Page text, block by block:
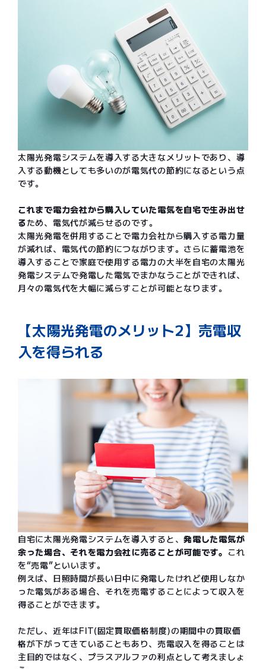
太陽光発電システムを導入する大きなメリットであり、導
入する動機としても多いのが電気代の節約になるという点
です。
これまで電力会社から購入していた電気を自宅で生み出せ
るため、電気代が減らせるのです。
太陽光発電を併用することで電力会社から購入する電力量
が減れば、電気代の節約につながります。さらに蓄電池を
導入することで家庭で使用する電力の大半を自宅の太陽光
発電システムで発電した電気でまかなうことができれば、
月々の電気代を大幅に減らすことが可能となります。
【太陽光発電のメリット2】売電収
入を得られる
自宅に太陽光発電システムを導入すると、発電した電気が
余った場合、それを電力会社に売ることが可能です。 これ
を“売電”といいます。
例えば、日照時間が長い日中に発電したけれど使用しなか
った電気がある場合、それを売電することによって収入を
得ることができます。
ただし、近年はFIT(固定買取価格制度)の期間中の買取価
格が下がってきていることもあり、売電収入を得ることは
主目的ではなく、プラスアルファの利点として考えましょ